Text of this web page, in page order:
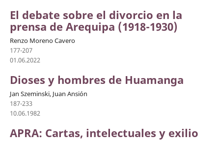
El debate sobre el divorcio en la
prensa de Arequipa (1918-1930)
Renzo Moreno Cavero
177-207
01.06.2022
Dioses y hombres de Huamanga
Jan Szeminski, Juan Ansión
187-233
10.06.1982
APRA: Cartas, intelectuales y exilio